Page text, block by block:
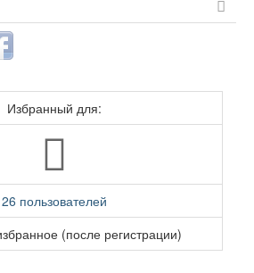
Избранный для:
26 пользователей
(после регистрации)